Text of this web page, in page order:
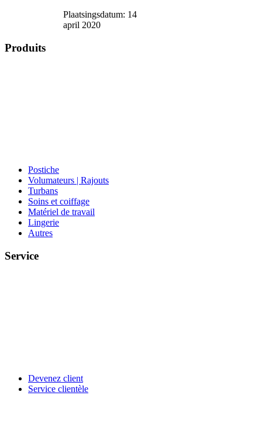
Plaatsingsdatum: 14
april 2020
Produits
Postiche
Volumateurs | Rajouts
Turbans
Soins et coiffage
Matériel de travail
Lingerie
Autres
Service
Devenez client
Service clientèle